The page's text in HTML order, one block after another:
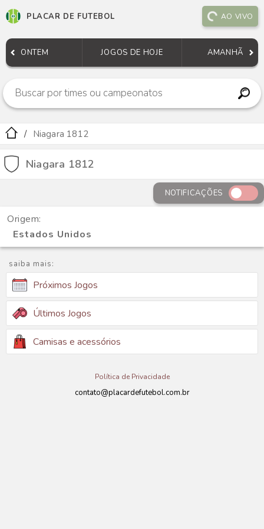
PLACAR DE FUTEBOL AO VIVO
ONTEM JOGOS DE HOJE AMANHÃ
Niagara 1812
Niagara 1812
NOTIFICAÇÕES
Origem:
Estados Unidos
saiba mais:
Próximos Jogos
Últimos Jogos
Camisas e acessórios
Política de Privacidade
contato@placardefutebol.com.br